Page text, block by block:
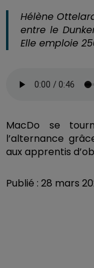
Hélène
entre le
Elle emploie
MacDo se
l’alternance
aux apprentis
Publié : 28 mars